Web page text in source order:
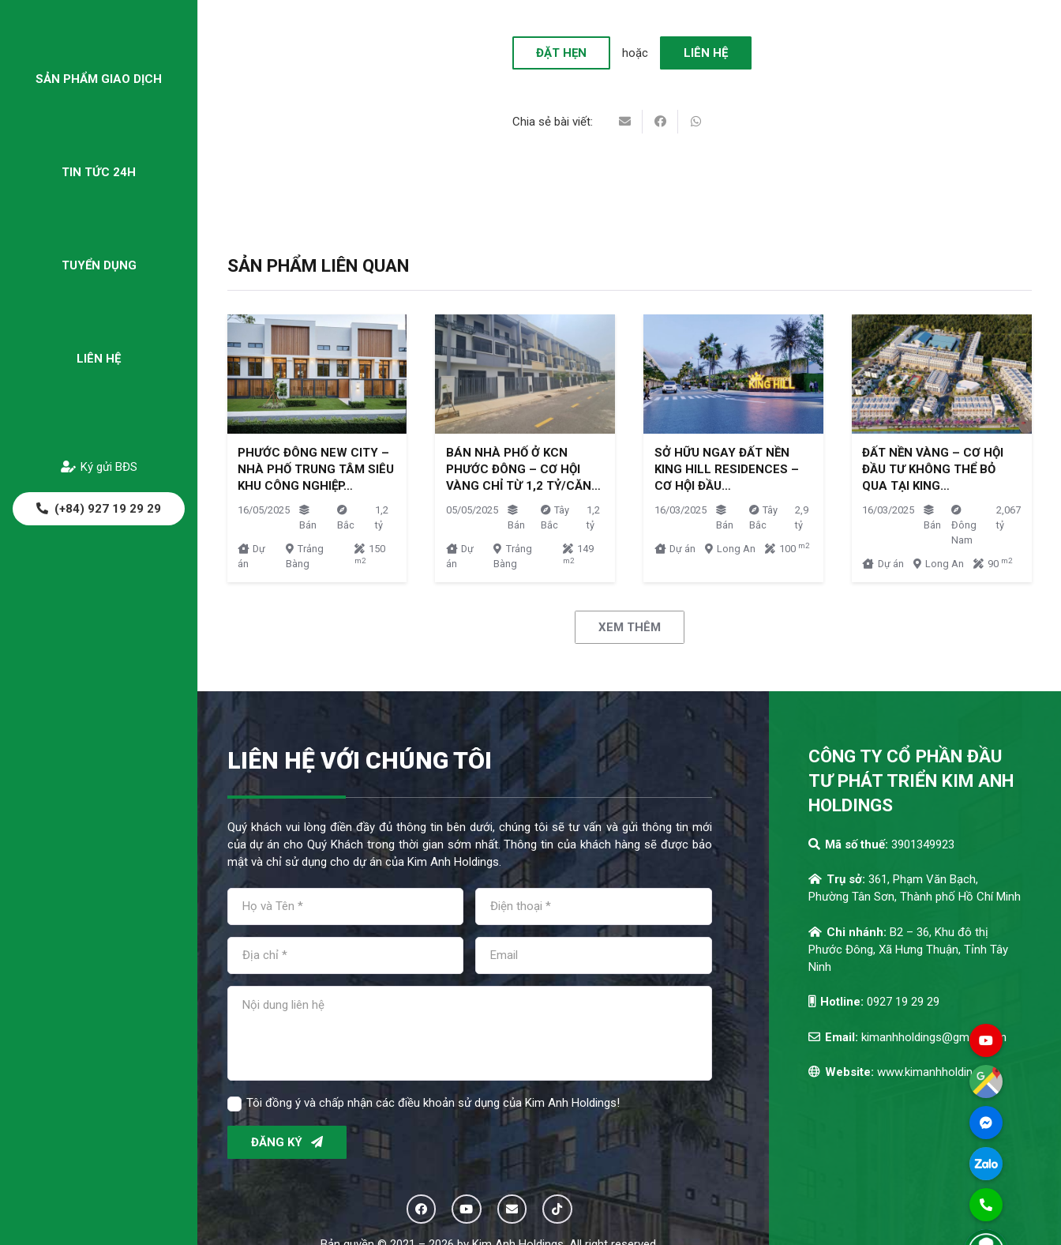
SẢN PHẨM GIAO DỊCH
TIN TỨC 24H
TUYỂN DỤNG
LIÊN HỆ
Ký gửi BĐS
(+84) 927 19 29 29
ĐẶT HẸN hoặc LIÊN HỆ
Chia sẻ bài viết:
SẢN PHẨM LIÊN QUAN
PHƯỚC ĐÔNG NEW CITY –
NHÀ PHỐ TRUNG TÂM SIÊU
KHU CÔNG NGHIỆP…
16/05/2025
Bán
Bắc
1,2
tỷ
Dự
án
Trảng
Bàng
150
m2
BÁN NHÀ PHỐ Ở KCN
PHƯỚC ĐÔNG – CƠ HỘI
VÀNG CHỈ TỪ 1,2 TỶ/CĂN…
05/05/2025
Bán
Tây
Bắc
1,2
tỷ
Dự
án
Trảng
Bàng
149
m2
SỞ HỮU NGAY ĐẤT NỀN
KING HILL RESIDENCES –
CƠ HỘI ĐẦU…
16/03/2025
Bán
Tây
Bắc
2,9
tỷ
Dự án
Long An 100 m2
ĐẤT NỀN VÀNG – CƠ HỘI
ĐẦU TƯ KHÔNG THỂ BỎ
QUA TẠI KING…
16/03/2025
Bán
Đông
Nam
2,067
tỷ
Dự án Long An 90 m2
XEM THÊM
LIÊN HỆ VỚI CHÚNG TÔI
Quý khách vui lòng điền đầy đủ thông tin bên dưới, chúng tôi sẽ tư vấn và gửi thông tin mới
của dự án cho Quý Khách trong thời gian sớm nhất. Thông tin của khách hàng sẽ được bảo
mật và chỉ sử dụng cho dự án của Kim Anh Holdings.
Tôi đồng ý và chấp nhận các điều khoản sử dụng của Kim Anh Holdings!
ĐĂNG KÝ
CÔNG TY CỔ PHẦN ĐẦU
TƯ PHÁT TRIỂN KIM ANH
HOLDINGS
Mã số thuế:3901349923
Trụ sở:361, Phạm Văn Bạch,
Phường Tân Sơn, Thành phố Hồ Chí Minh
Chi nhánh:B2 – 36, Khu đô thị
Phước Đông, Xã Hưng Thuận, Tỉnh Tây
Ninh
Hotline:0927 19 29 29
Email:kimanhholdings@gmail.com
Website:www.kimanhholdings.vn